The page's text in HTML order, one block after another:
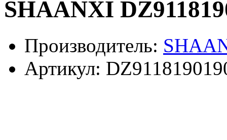
SHAANXI
Производитель:
Артикул: